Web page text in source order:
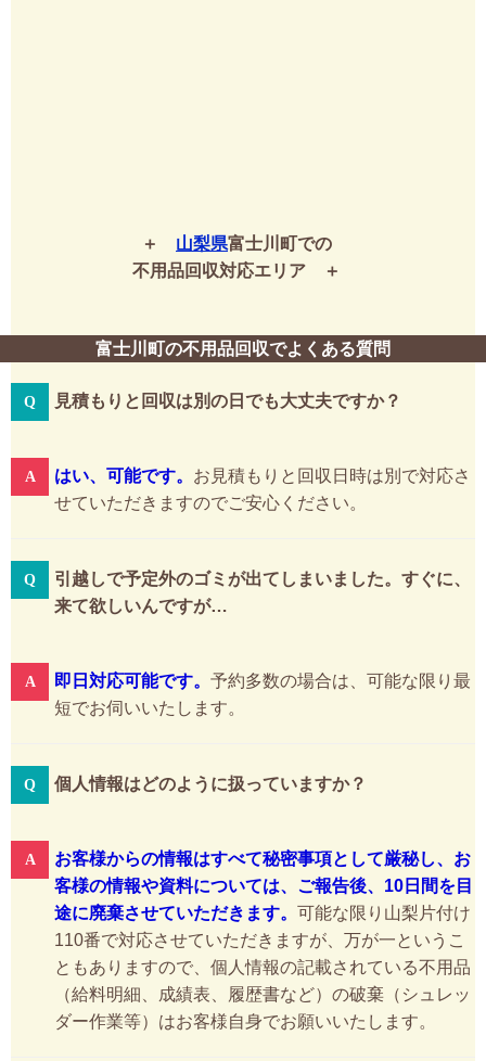
山梨県富士川町での
不用品回収対応エリア
富士川町の不用品回収でよくある質問
見積もりと回収は別の日でも大丈夫ですか？
はい、可能です。 お見積もりと回収日時は別で対応さ
せていただきますのでご安心ください。
引越しで予定外のゴミが出てしまいました。すぐに、
来て欲しいんですが…
即日対応可能です。 予約多数の場合は、可能な限り最
短でお伺いいたします。
個人情報はどのように扱っていますか？
お客様からの情報はすべて秘密事項として厳秘し、お
客様の情報や資料については、ご報告後、10日間を目
途に廃棄させていただきます。 可能な限り山梨片付け
110番で対応させていただきますが、万が一というこ
ともありますので、個人情報の記載されている不用品
（給料明細、成績表、履歴書など）の破棄（シュレッ
ダー作業等）はお客様自身でお願いいたします。